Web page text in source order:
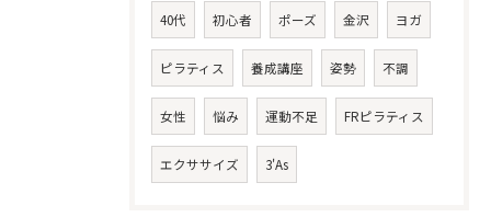
40代 初心者 ポーズ 金沢 ヨガ
ピラティス 養成講座 姿勢 不調
女性 悩み 運動不足 FRピラティス
エクササイズ 3'As